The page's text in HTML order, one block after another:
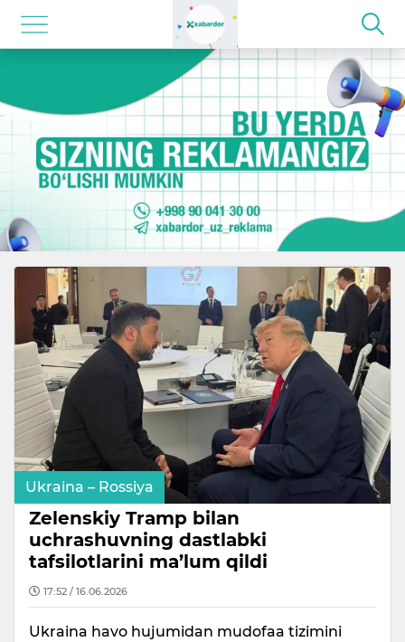
Ukraina – Rossiya
Zelenskiy Tramp bilan
uchrashuvning dastlabki
tafsilotlarini ma’lum qildi
17:52 / 16.06.2026
Ukraina havo hujumidan mudofaa tizimini